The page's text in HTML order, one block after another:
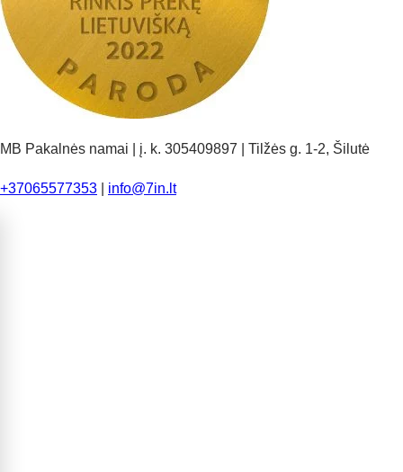
MB Pakalnės namai | į. k. 305409897 | Tilžės g. 1-2, Šilutė
+37065577353 info@7in.lt